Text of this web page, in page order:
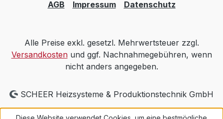
AGB Impressum Datenschutz
Alle Preise exkl. gesetzl. Mehrwertsteuer zzgl.
Versandkostenund ggf. Nachnahmegebühren, wenn
nicht anders angegeben.
SCHEER Heizsysteme & Produktionstechnik GmbH